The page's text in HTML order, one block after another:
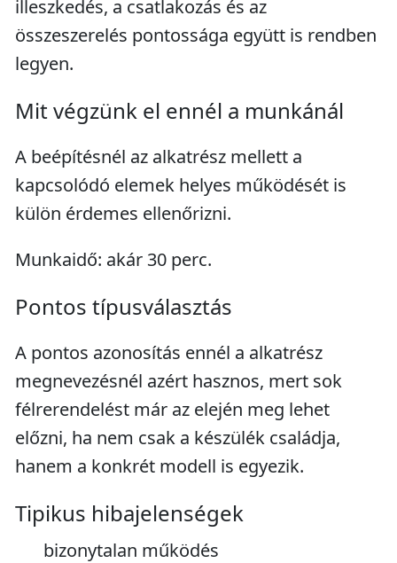
illeszkedés, a csatlakozás és az
összeszerelés pontossága együtt is rendben
legyen.
Mit végzünk el ennél a munkánál
A beépítésnél az alkatrész mellett a
kapcsolódó elemek helyes működését is
külön érdemes ellenőrizni.
Munkaidő: akár 30 perc.
Pontos típusválasztás
A pontos azonosítás ennél a alkatrész
megnevezésnél azért hasznos, mert sok
félrerendelést már az elején meg lehet
előzni, ha nem csak a készülék családja,
hanem a konkrét modell is egyezik.
Tipikus hibajelenségek
bizonytalan működés